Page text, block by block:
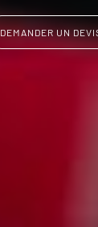
DEMANDER UN